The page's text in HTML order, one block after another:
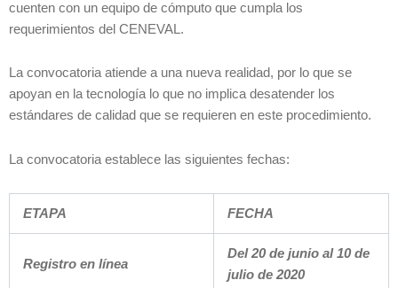
cuenten con un equipo de cómputo que cumpla los
requerimientos del CENEVAL.
La convocatoria atiende a una nueva realidad, por lo que se
apoyan en la tecnología lo que no implica desatender los
estándares de calidad que se requieren en este procedimiento.
La convocatoria establece las siguientes fechas:
ETAPA FECHA
Registro en línea
Del 20 de junio al 10 de
julio de 2020